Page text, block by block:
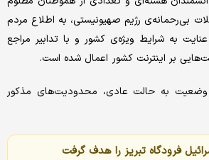
بی‌رحمانه‌ی رژیم صهیونیستی، به اطلاع مردم
به شرایط ویژه‌ی کشور و با تدابیر مراجع‌
بر اینترنت کشور اعمال شده است.
به حالت عادی، محدودیت‌های مذکور
فرودگاه تبریز را هدف گرفت